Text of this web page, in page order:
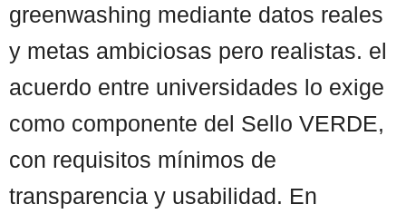
greenwashing mediante datos reales
y metas ambiciosas pero realistas. el
acuerdo entre universidades lo exige
como componente del Sello VERDE,
con requisitos mínimos de
transparencia y usabilidad. En